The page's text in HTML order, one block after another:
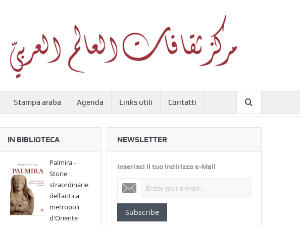
Stampa araba Agenda Links utili Contatti
IN BIBLIOTECA
Palmira -
Storie
straordinarie
dell'antica
metropoli
d'Oriente
NEWSLETTER
Inserisci il tuo indirizzo e-Mail
Subscribe